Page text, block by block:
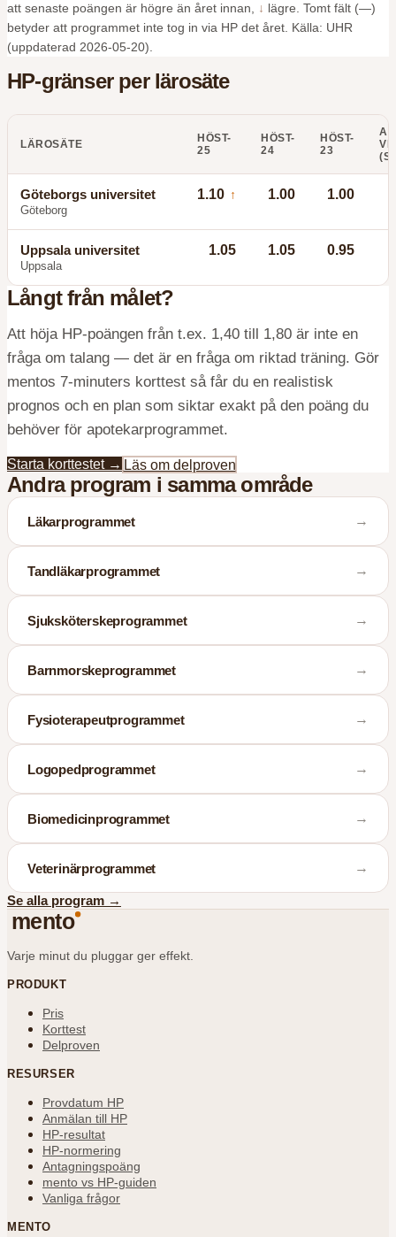
att senaste poängen är högre än året innan,
↓ lägre. Tomt fält (—)
betyder att programmet inte tog in via HP det året. Källa: UHR
(uppdaterad 2026-05-20).
HP-gränser per lärosäte
LÄROSÄTE
HÖST-
25
HÖST-
24
HÖST-
23
Göteborgs universitet
Göteborg
1.10 ↑ 1.00 1.00
Uppsala universitet
Uppsala
1.05 1.05 0.95
Långt från målet?
Att höja HP-poängen från t.ex. 1,40 till 1,80 är inte en
fråga om talang — det är en fråga om riktad träning. Gör
mentos 7-minuters korttest så får du en realistisk
prognos och en plan som siktar exakt på den poäng du
behöver för apotekarprogrammet.
Starta korttestet → Läs om delproven
Andra program i samma område
Läkarprogrammet →
Tandläkarprogrammet →
Sjuksköterskeprogrammet →
Barnmorskeprogrammet →
Fysioterapeutprogrammet →
Logopedprogrammet →
Biomedicinprogrammet →
Veterinärprogrammet →
Se alla program →
mento
Varje minut du pluggar ger effekt.
PRODUKT
Pris
Korttest
Delproven
RESURSER
Provdatum HP
Anmälan till HP
HP-resultat
HP-normering
Antagningspoäng
mento vs HP-guiden
Vanliga frågor
MENTO